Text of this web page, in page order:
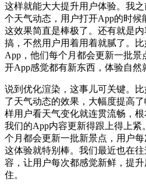
这样就能大大提升用户体验。我
个天气动态，用户打开App的时候
这效果简直是棒极了。还有就是
搞，不然用户用着用着就腻了。
App，他们每个月都会更新一批
开App感觉都有新东西，体验自然
说到优化渲染，这事儿可关键。
了天气动态的效果，大幅度提高
样用户看天气变化就连贯流畅，
我们的App内容更新得跟上得上
个月都会更新一批新景点，用户每
这体验就特别棒。我们最近也在
容，让用户每次都感觉新鲜，提
住。